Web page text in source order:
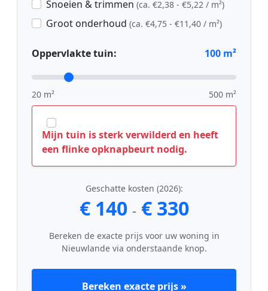
Snoeien & trimmen (ca. €2,38 - €5,22 / m²)
Groot onderhoud (ca. €4,75 - €11,40 / m²)
Oppervlakte tuin: 100 m²
20 m² 500 m²
Mijn tuin is sterk verwilderd en heeft
een flinke opknapbeurt nodig.
Geschatte kosten (2026):
€ 140 - € 330
Bereken de exacte prijs voor uw woning in
Nieuwlande via onderstaande knop.
Bereken exacte prijs »